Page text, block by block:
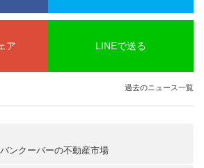
ア LINEで送る
ンクーバーの不動産市場
過去のニュース一覧